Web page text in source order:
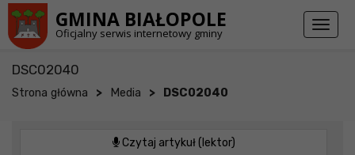
GMINA BIAŁOPOLE
Oficjalny serwis internetowy gminy
Toggle
DSC02040
Strona główna > Media > DSC02040
Czytaj artykuł (lektor)